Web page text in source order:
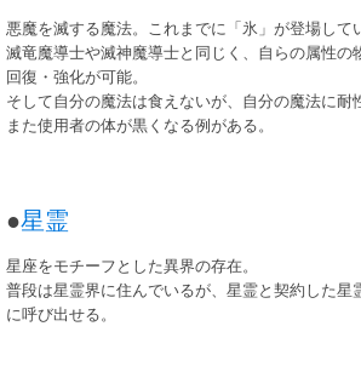
悪魔を滅する魔法。これまでに「氷」が登場して
滅竜魔導士や滅神魔導士と同じく、自らの属性の
回復・強化が可能。
そして自分の魔法は食えないが、自分の魔法に耐
また使用者の体が黒くなる例がある。
●星霊
星座をモチーフとした異界の存在。
普段は星霊界に住んでいるが、星霊と契約した星
に呼び出せる。